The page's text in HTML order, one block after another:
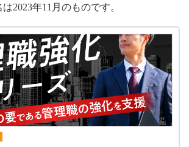
2023年11月のものです。